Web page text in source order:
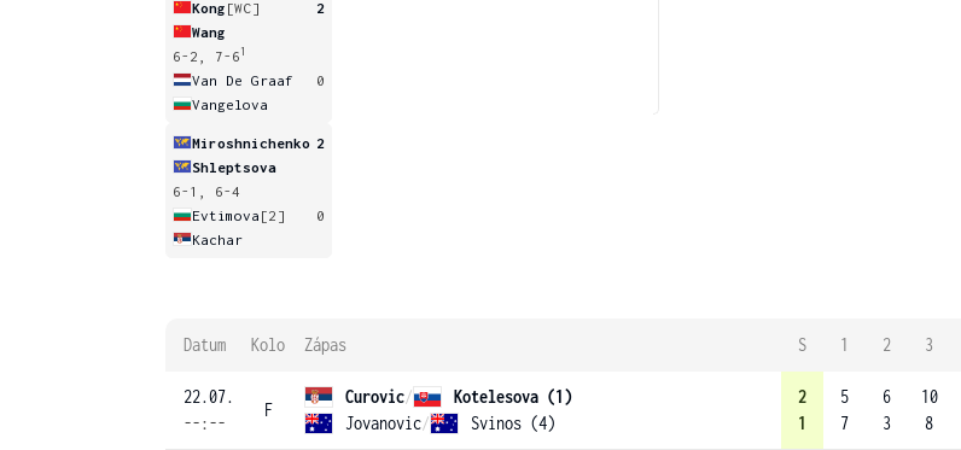
Kong [WC]
2
Wang
6-2, 7-6 1
Van De Graaf
0
Vangelova
Miroshnichenko 2
Shleptsova
6-1, 6-4
Evtimova [2]
0
Kachar
Datum Kolo Zápas S 1 2 3
22.07.
--:--
F
Curovic/
Kotelesova (1)
Jovanovic/ Svinos (4)
2
1
5
7
6
3
10
8